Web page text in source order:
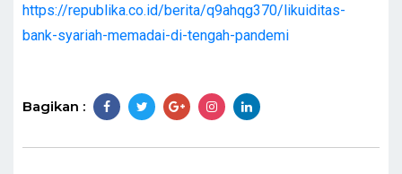
https://republika.co.id/berita/q9ahqg370/likuiditas-
bank-syariah-memadai-di-tengah-pandemi
Bagikan :